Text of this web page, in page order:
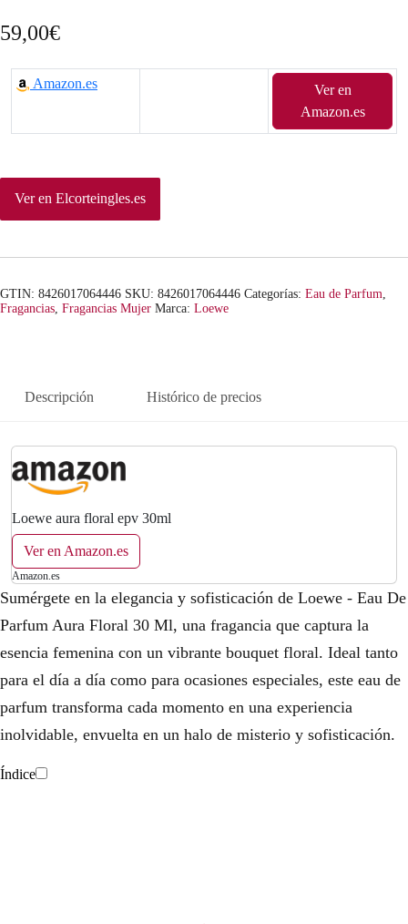
59,00€
Amazon.es
Ver en
Amazon.es
Ver en Elcorteingles.es
GTIN: 8426017064446 SKU: 8426017064446 Categorías: Eau de Parfum
Fragancias Fragancias Mujer Marca: Loewe
Descripción Histórico de precios
Loewe aura floral epv 30ml
Ver en Amazon.es
Amazon.es
Sumérgete en la elegancia y sofisticación de Loewe - Eau De
Parfum Aura Floral 30 Ml, una fragancia que captura la
esencia femenina con un vibrante bouquet floral. Ideal tanto
para el día a día como para ocasiones especiales, este eau de
parfum transforma cada momento en una experiencia
inolvidable, envuelta en un halo de misterio y sofisticación.
Índice